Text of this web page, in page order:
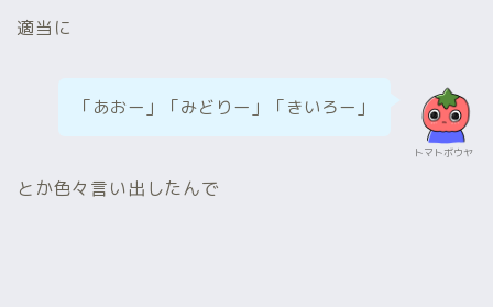
適当に
トマトボウヤ
「あおー」「みどりー」「きいろー」
とか色々言い出したんで